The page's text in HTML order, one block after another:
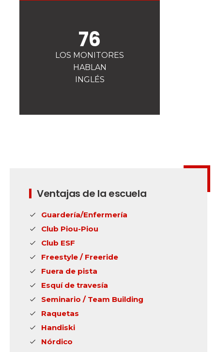
Competiciones
Presentación del Clubesf
76
LOS MONITORES
HABLAN
INGLÉS
Ventajas de la escuela
Guardería/Enfermería
Club Piou-Piou
Club ESF
Freestyle / Freeride
Fuera de pista
Esquí de travesía
Seminario / Team Building
Raquetas
Handiski
Nórdico